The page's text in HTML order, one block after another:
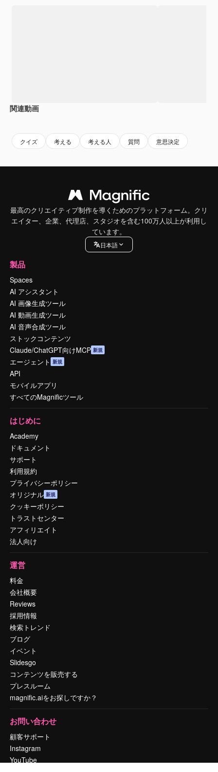
関連動画
クイズ 考える 考える人 質問 意思決定
最高のクリエイティブ制作を導くためのプラットフォーム。クリ
エイター、企業、代理店、スタジオを含む100万人以上が利用し
ています。
日本語
製品
Spaces
AI アシスタント
AI 画像生成ツール
AI 動画生成ツール
AI 音声合成ツール
ストックコンテンツ
Claude/ChatGPT向けMCP 新規
エージェント 新規
API
モバイルアプリ
すべてのMagnificツール
はじめに
Academy
ドキュメント
サポート
利用規約
プライバシーポリシー
オリジナル 新規
クッキーポリシー
トラストセンター
アフィリエイト
法人向け
運営
料金
会社概要
Reviews
採用情報
検索トレンド
ブログ
イベント
Slidesgo
コンテンツを販売する
プレスルーム
magnific.aiをお探しですか？
お問い合わせ
顧客サポート
Instagram
YouTube